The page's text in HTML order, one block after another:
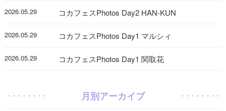
2026.05.29 コカフェスPhotos Day2 HAN-KUN
2026.05.29 コカフェスPhotos Day1 マルシィ
2026.05.29 コカフェスPhotos Day1 関取花
月別アーカイブ